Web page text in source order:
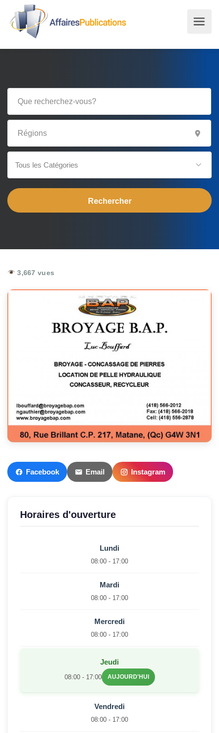
Tous les Catégories
3,667 vues
Facebook Email Instagram
Horaires d'ouverture
Lundi
08:00 - 17:00
Mardi
08:00 - 17:00
Mercredi
08:00 - 17:00
Jeudi
08:00 - 17:00 AUJOURD'HUI
Vendredi
08:00 - 17:00